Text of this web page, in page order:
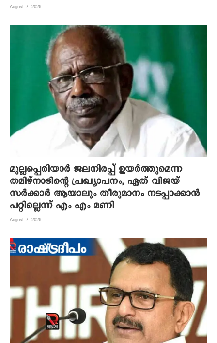
August 7, 2026
മുല്ലപ്പെരിയാർ ജലനിരപ്പ് ഉയർത്തുമെന്ന
തമിഴ്നാടിന്റെ പ്രഖ്യാപനം, ഏത് വിജയ്
സർക്കാർ ആയാലും തീരുമാനം നടപ്പാക്കാൻ
പറ്റില്ലെന്ന് എം എം മണി
August 7, 2026